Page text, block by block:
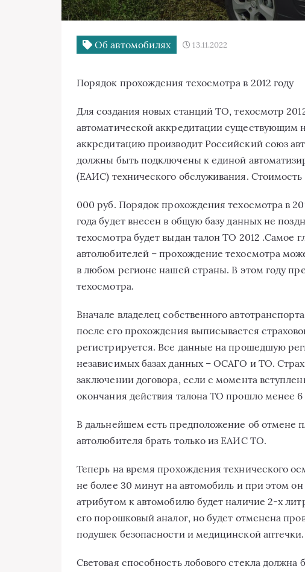
Об автомобилях 13.11.2022
Порядок прохождения техосмотра в 2012 году
Для создания новых станций ТО, техосмотр
автоматической аккредитации
аккредитацию производит Российский союз
должны быть подключены к единой
(ЕАИС) технического обслуживания. Стоимость
000 руб. Порядок прохождения техосмотра в
года будет внесен в общую базу данных не
техосмотра будет выдан талон ТО 2012 .Самое
автолюбителей – прохождение техосмотра
в любом регионе нашей страны. В этом году
техосмотра.
Вначале владелец собственного
после его прохождения выписывается
регистрируется. Все данные на прошедшую
независимых базах данных – ОСАГО и ТО.
заключении договора, если с момента
окончания действия талона ТО прошло менее
В дальнейшем есть предположение об отмене
автолюбителя брать только из ЕАИС ТО.
Теперь на время прохождения технического
не более 30 минут на автомобиль и при этом
атрибутом к автомобилю будет наличие 2-х
его порошковый аналог, но будет отменена
подушек безопасности и медицинской аптечки.
Световая способность лобового стекла